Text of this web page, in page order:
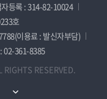
등록 : 314-82-10024
호
이용료 : 발신자부담)
02-361-8385
RESERVED.